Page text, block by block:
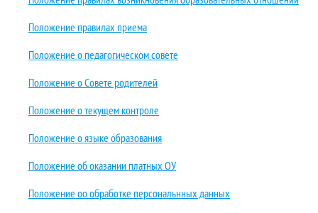
Положение правилах приема
Положение о педагогическом совете
Положение о Совете родителей
Положение о текущем контроле
Положение о языке образования
Положение об оказании платных ОУ
Положение оо обработке персональнных данных